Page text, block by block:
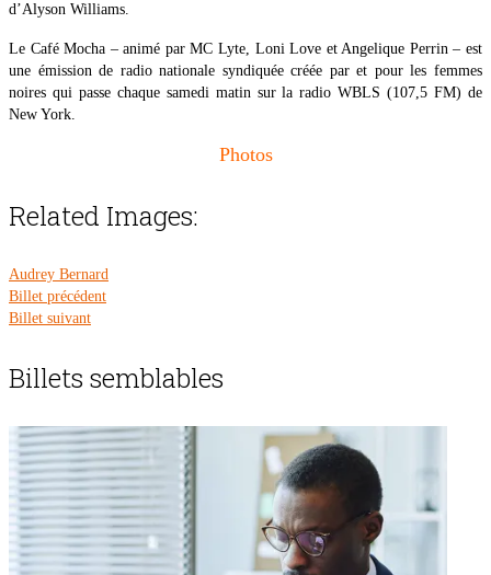
d’Alyson Williams.
Le Café Mocha – animé par MC Lyte, Loni Love et Angelique Perrin – est
une émission de radio nationale syndiquée créée par et pour les femmes
noires qui passe chaque samedi matin sur la radio WBLS (107,5 FM) de
New York.
Photos
Related Images:
Audrey Bernard
Billet précédent
Billet suivant
Billets semblables